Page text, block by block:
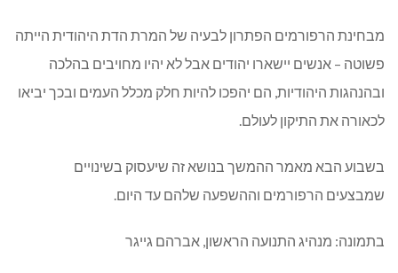
מבחינת הרפורמים הפתרון לבעיה של המרת הדת היהודית הייתה
פשוטה – אנשים יישארו יהודים אבל לא יהיו מחויבים בהלכה
ובהנהגות היהודיות, הם יהפכו להיות חלק מכלל העמים ובכך יביאו
לכאורה את התיקון לעולם.
בשבוע הבא מאמר ההמשך בנושא זה שיעסוק בשינויים
שמבצעים הרפורמים וההשפעה שלהם עד היום.
בתמונה: מנהיג התנועה הראשון, אברהם גייגר